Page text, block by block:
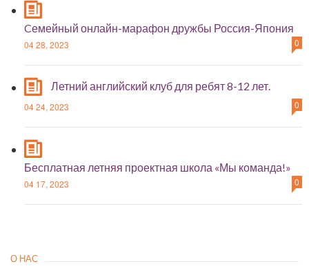
Cемейный онлайн-марафон дружбы Россия-Япония
04 28, 2023 0
Летний английский клуб для ребят 8-12 лет.
04 24, 2023 0
Бесплатная летняя проектная школа «Мы команда!»
04 17, 2023 0
О НАС